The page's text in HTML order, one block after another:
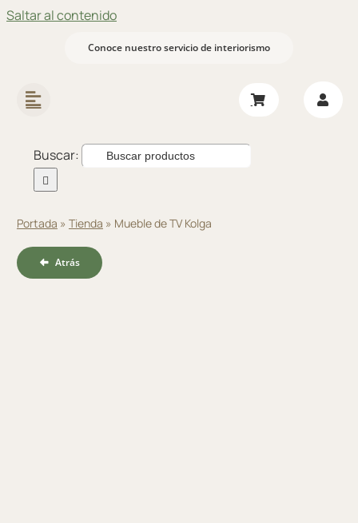
Saltar al contenido
Conoce nuestro servicio de interiorismo
Buscar:
Portada » Tienda » Mueble de TV Kolga
Atrás